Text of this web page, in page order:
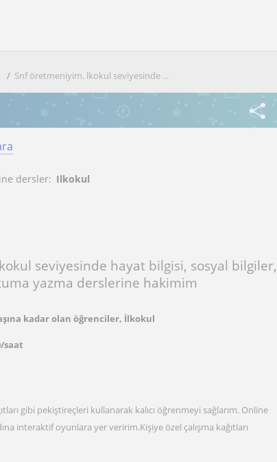
Snf öretmeniyim. lkokul seviyesinde ...
dersler: Ilkokul
seviyesinde hayat bilgisi, sosyal bilgiler,
yazma derslerine hakimim
kadar olan öğrenciler, İlkokul
/saat
gibi pekiştireçleri kullanarak kalıcı öğrenmeyi sağlarım. Online
interaktif oyunlara yer veririm.Kişiye özel çalışma kağıtları